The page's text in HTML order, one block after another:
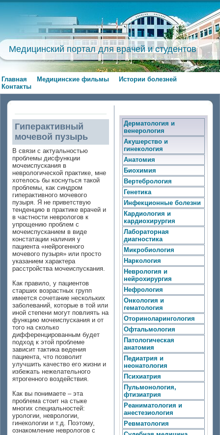
Медицинский портал для врачей и студентов
Главная Медицинские фильмы
Истории болезней
Контакты
Гиперактивный
мочевой пузырь
В связи с актуальностью
проблемы дисфункции
мочеиспускания в
неврологической практике, мне
хотелось бы коснуться такой
проблемы, как синдром
гиперактивного мочевого
пузыря. Я не приветствую
тенденцию в практике врачей и
в частности неврологов к
упрощению проблем с
мочеиспусканием в виде
констатации наличия у
пациента «нейрогенного
мочевого пузыря» или просто
указанием характера
расстройства мочеиспускания.
Как правило, у пациентов
старших возрастных групп
имеется сочетание нескольких
заболеваний, которые в той или
иной степени могут повлиять на
функцию мочеиспускания и от
того на сколько
дифференцированным будет
подход к этой проблеме
зависит тактика ведения
пациента, что позволит
улучшить качество его жизни и
избежать нежелательного
ятрогенного воздействия.
Как вы понимаете – эта
проблема стоит на стыке
многих специальностей:
урологии, неврологии,
гинекологии и т.д. Поэтому,
ознакомление неврологов с
Дерматология и
венерология
Акушерство и
гинекология
Анатомия
Биохимия
Вертебрология
Генетика
Инфекционные болезни
Кардиология и
кардиохирургия
Лабораторная
диагностика
Микробиология
Наркология
Неврология и
нейрохирургия
Нефрология
Онкология и
гематология
Оториноларингология
Офтальмология
Патологическая
анатомия
Педиатрия и
неонатология
Психиатрия
Пульмонология,
фтизиатрия
Реаниматология и
анестезиология
Ревматология